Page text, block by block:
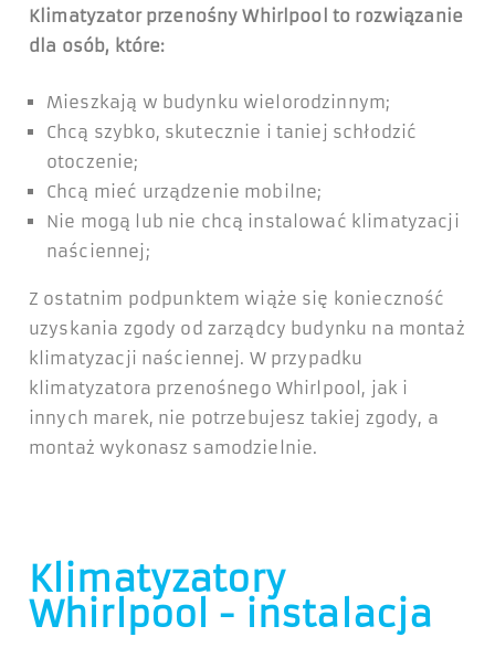
Klimatyzator przenośny Whirlpool to rozwiązanie
dla osób, które:
Mieszkają w budynku wielorodzinnym;
Chcą szybko, skutecznie i taniej schłodzić
otoczenie;
Chcą mieć urządzenie mobilne;
Nie mogą lub nie chcą instalować klimatyzacji
naściennej;
Z ostatnim podpunktem wiąże się konieczność
uzyskania zgody od zarządcy budynku na montaż
klimatyzacji naściennej. W przypadku
klimatyzatora przenośnego Whirlpool, jak i
innych marek, nie potrzebujesz takiej zgody, a
montaż wykonasz samodzielnie.
Klimatyzatory
Whirlpool - instalacja